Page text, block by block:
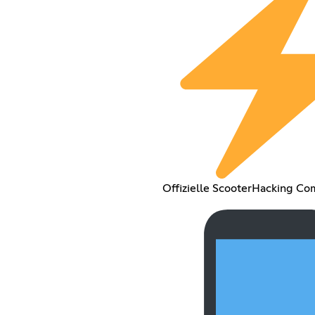
Offizielle ScooterHacking